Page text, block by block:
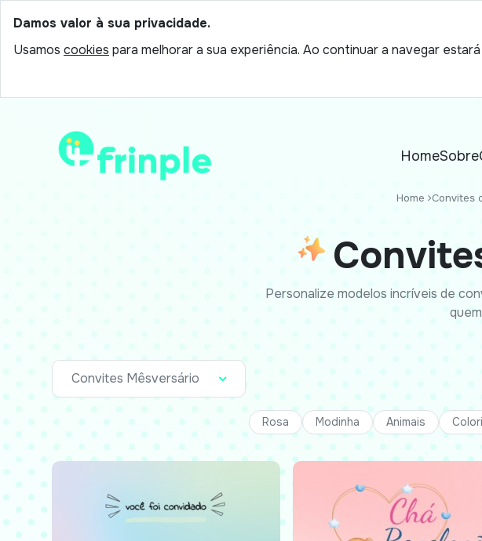
Damos valor à sua privacidade.
Usamos cookies para melhorar a sua experiência. Ao continuar a navegar
HomeSobre
Home Convites
Personalize modelos incríveis de
Convites Mêsversário
Rosa Modinha Animais